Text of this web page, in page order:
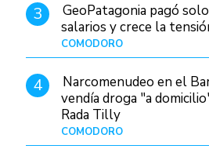
3
GeoPatagonia pagó
salarios y crece la
COMODORO
4
Narcomenudeo en el
vendía droga "a
Rada Tilly
COMODORO